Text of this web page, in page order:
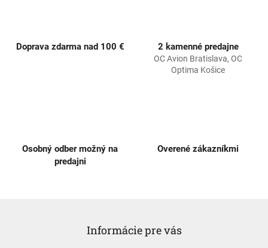
Doprava zdarma nad 100 € 2 kamenné predajne
OC Avion Bratislava, OC
Optima Košice
Osobný odber možný na
predajni
Overené zákazníkmi
Informácie pre vás